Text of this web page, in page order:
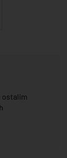
ostalim